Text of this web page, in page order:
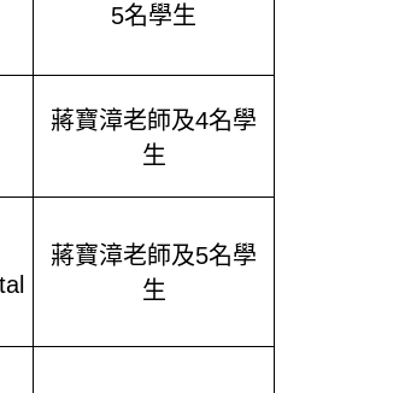
5名學生
蔣寶漳老師及4名學
生
蔣寶漳老師及5名學
生